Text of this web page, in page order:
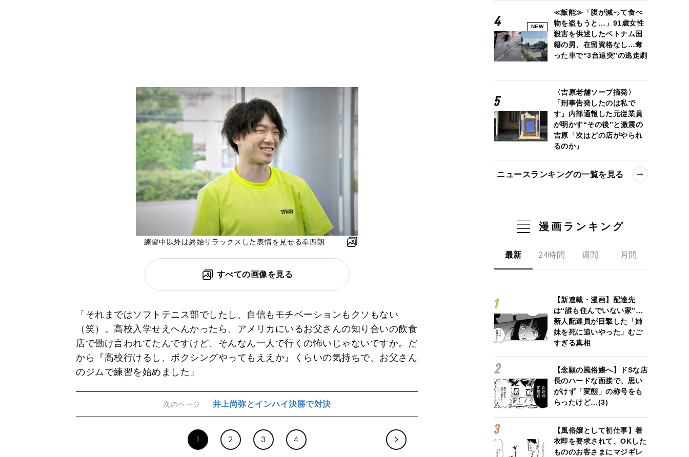
練習中以外は終始リラックスした表情を見せる拳四朗
すべての画像を見る
「それまではソフトテニス部でしたし、自信もモチベーションもクソもない
（笑）。高校入学せえへんかったら、アメリカにいるお父さんの知り合いの飲食
店で働け言われてたんですけど、そんなん一人で行くの怖いじゃないですか。だ
から『高校行けるし、ボクシングやってもええか』くらいの気持ちで、お父さん
のジムで練習を始めました」
次のページ 井上尚弥とインハイ決勝で対決
1 2 3 4
NEW
≪飯能≫「腹が減って食べ
物を盗もうと…」91歳女性
殺害を供述したベトナム国
籍の男、在留資格なし…奪
った車で“3台追突”の逃走劇
〈吉原老舗ソープ摘発〉
「刑事告発したのは私で
す」内部通報した元従業員
が明かす“その後”と激震の
吉原「次はどの店がやられ
るのか」
ニュースランキングの一覧を見る
漫画ランキング
最新 24時間 週間 月間
【新連載・漫画】配達先
は“誰も住んでいない家”…
新人配達員が目撃した「姉
妹を死に追いやった」むご
すぎる真相
【念願の風俗嬢へ】ドSな店
長のハードな面接で、思い
がけず「変態」の称号をも
らったけど…(3)
【風俗嬢として初仕事】着
衣即を要求されて、OKした
もののお客さまにマジギレ